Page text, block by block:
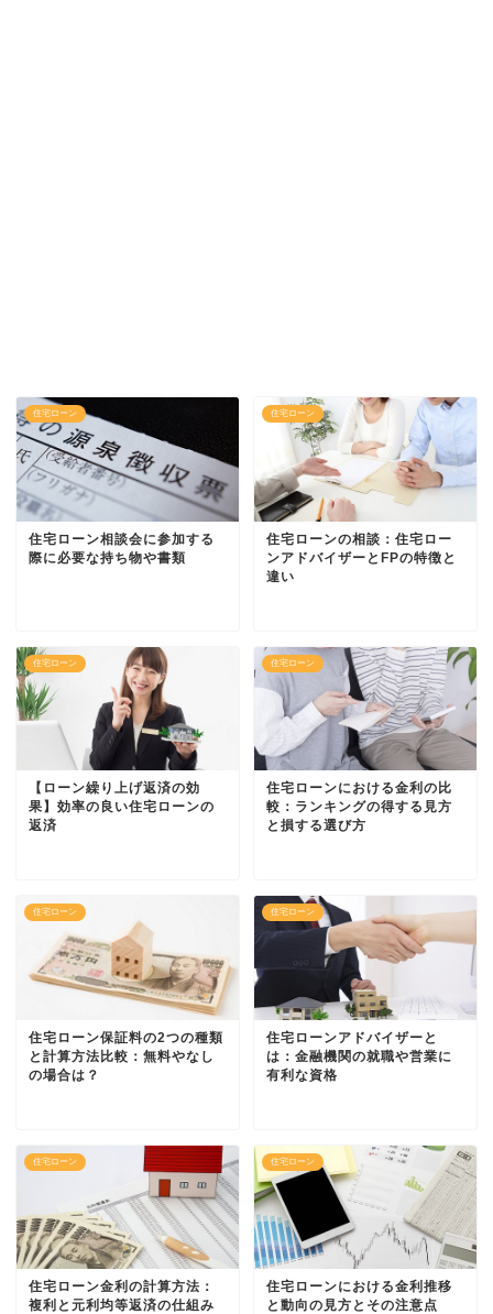
住宅ローン
住宅ローン相談会に参加する
際に必要な持ち物や書類
住宅ローン
住宅ローンの相談：住宅ロー
ンアドバイザーとFPの特徴と
違い
住宅ローン
【ローン繰り上げ返済の効
果】効率の良い住宅ローンの
返済
住宅ローン
住宅ローンにおける金利の比
較：ランキングの得する見方
と損する選び方
住宅ローン
住宅ローン保証料の2つの種類
と計算方法比較：無料やなし
の場合は？
住宅ローン
住宅ローンアドバイザーと
は：金融機関の就職や営業に
有利な資格
住宅ローン
住宅ローン金利の計算方法：
複利と元利均等返済の仕組み
住宅ローン
住宅ローンにおける金利推移
と動向の見方とその注意点